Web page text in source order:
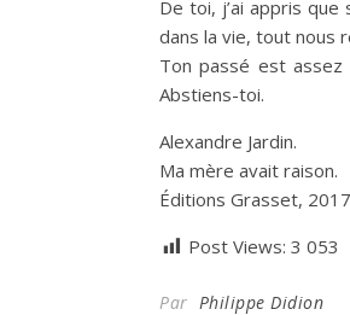
De toi, j’ai appris
dans la vie, tout nous
Ton passé est assez
Abstiens-toi.
Alexandre Jardin.
Ma mère avait raison.
Éditions Grasset,
Post Views: 3 053
Par Philippe Didion